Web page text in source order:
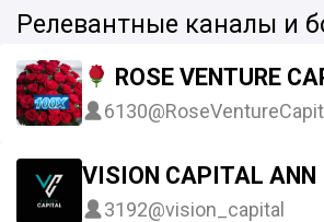
Релевантные каналы и
ROSE VENTURE
6130
VISION CAPITAL ANN
3192@vision_capital